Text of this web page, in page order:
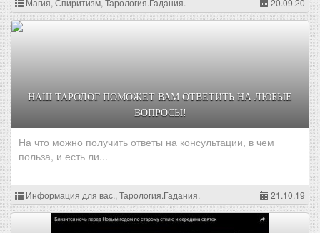
Магия, Спиритизм, Тарология.Гадания. 20.09.20
НАШ ТАРОЛОГ ПОМОЖЕТ ВАМ ОТВЕТИТЬ НА ЛЮБЫЕ
ВОПРОСЫ!
На что можно получить ответы на консультации, в чем
польза, и есть ли...
Информация для вас., Тарология.Гадания. 21.10.19